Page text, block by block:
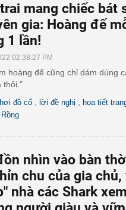
trai mang chiếc bát
gia: Hoàng đế
1 lần!
02:38:27 PM
hoàng đế cũng chỉ dám dùng
thôi."
đồ cổ lời đề nghị họa tiết
nhìn vào bàn
chu của gia
nhà các Shark